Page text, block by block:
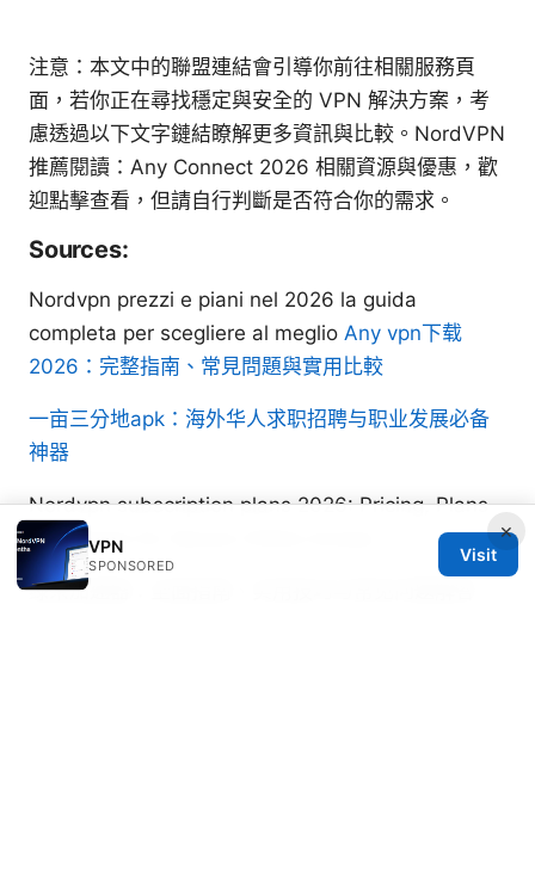
注意：本文中的聯盟連結會引導你前往相關服務頁
面，若你正在尋找穩定與安全的 VPN 解決方案，考
慮透過以下文字鏈結瞭解更多資訊與比較。NordVPN
推薦閱讀：Any Connect 2026 相關資源與優惠，歡
迎點擊查看，但請自行判斷是否符合你的需求。
Sources:
Nordvpn prezzi e piani nel 2026 la guida
completa per scegliere al meglio Any vpn下载
2026：完整指南、常見問題與實用比較
一亩三分地apk：海外华人求职招聘与职业发展必备
神器
Nordvpn subscription plans 2026: Pricing, Plans
& Features for Secure Online Access
绿茶加速器：全面指南、实用技巧与常见问题解答
×
VPN
SPONSORED
Visit